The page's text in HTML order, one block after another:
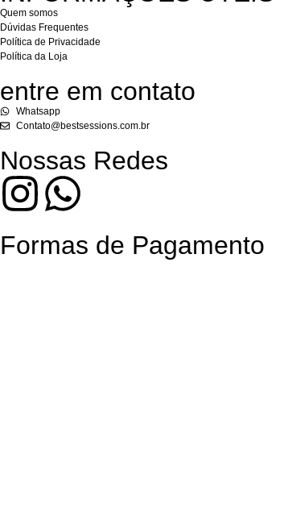
Quem somos
Dúvidas Frequentes
Política de Privacidade
Política da Loja
entre em contato
Whatsapp
Contato@bestsessions.com.br
Nossas Redes
Formas de Pagamento